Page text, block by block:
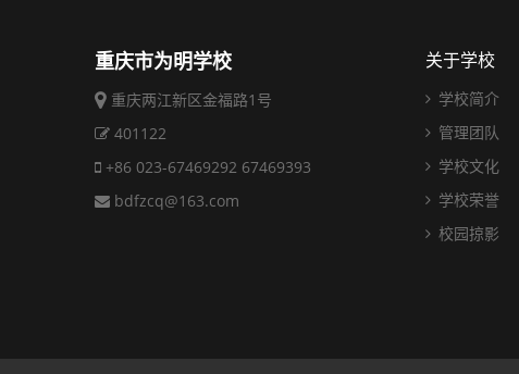
重庆市为明学校
重庆两江新区金福路1号
401122
+86 023-67469292 67469393
bdfzcq@163.com
关于学校
学校简介
管理团队
学校文化
学校荣誉
校园掠影